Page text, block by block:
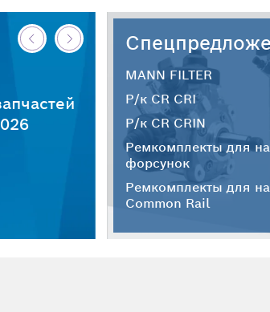
MANN FILTER
Р/к CR CRI
Р/к CR CRIN
Ремкомплекты для
форсунок
Ремкомплекты для
Common Rail